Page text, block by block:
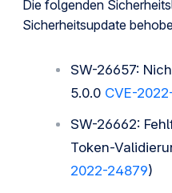
Die folgenden
Sicherheitsupdate
SW-26657:
5.0.0 CVE-
SW-26662:
Token-
2022-24879)